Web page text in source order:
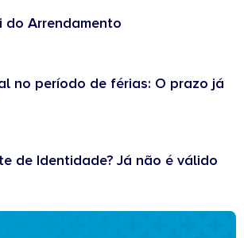
do Arrendamento
no período de férias: O prazo já
de Identidade? Já não é válido